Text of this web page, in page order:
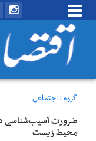
منوی
تماس
درباره
گروه :اجتماعی
ضرورت آسیب‌شناسی
محیط زیست